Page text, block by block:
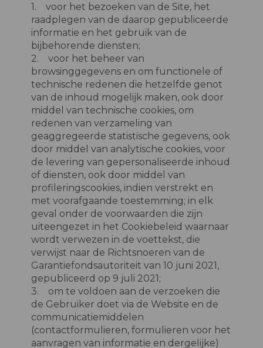
1. voor het bezoeken van de Site, het
raadplegen van de daarop gepubliceerde
informatie en het gebruik van de
bijbehorende diensten;
2. voor het beheer van
browsinggegevens en om functionele of
technische redenen die hetzelfde genot
van de inhoud mogelijk maken, ook door
middel van technische cookies, om
redenen van verzameling van
geaggregeerde statistische gegevens, ook
door middel van analytische cookies, voor
de levering van gepersonaliseerde inhoud
of diensten, ook door middel van
profileringscookies, indien verstrekt en
met voorafgaande toestemming; in elk
geval onder de voorwaarden die zijn
uiteengezet in het Cookiebeleid waarnaar
wordt verwezen in de voettekst, die
verwijst naar de Richtsnoeren van de
Garantiefondsautoriteit van 10 juni 2021,
gepubliceerd op 9 juli 2021;
3. om te voldoen aan de verzoeken die
de Gebruiker doet via de Website en de
communicatiemiddelen
(contactformulieren, formulieren voor het
aanvragen van informatie en dergelijke)